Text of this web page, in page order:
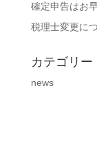
確定申告はお
税理士変更に
カテゴリー
news